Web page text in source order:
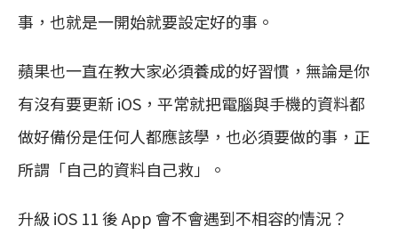
事，也就是一開始就要設定好的事。
蘋果也一直在教大家必須養成的好習慣，無論是你
有沒有要更新 iOS，平常就把電腦與手機的資料都
做好備份是任何人都應該學，也必須要做的事，正
所謂「自己的資料自己救」。
升級 iOS 11 後 App 會不會遇到不相容的情況？